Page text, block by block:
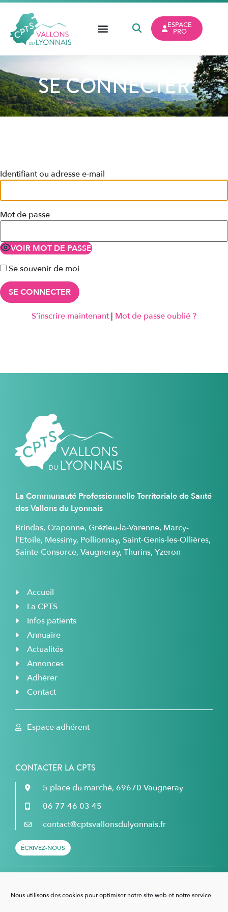
Nous utilisons des cookies pour optimiser notre site web et notre service.
ESPACE
PRO
SE CONNECTER
Identifiant ou adresse e-mail
Mot de passe
VOIR MOT DE PASSE
Se souvenir de moi
S’inscrire maintenant | Mot de passe oublié ?
La Communauté Professionnelle Territoriale de Santé
des Vallons du Lyonnais
Brindas, Craponne, Grézieu-la-Varenne, Marcy-
l’Etoile, Messimy, Pollionnay, Saint-Genis-les-Ollières,
Sainte-Consorce, Vaugneray, Thurins, Yzeron
Accueil
La CPTS
Infos patients
Annuaire
Actualités
Annonces
Adhérer
Contact
Espace adhérent
CONTACTER LA CPTS
5 place du marché, 69670 Vaugneray
06 77 46 03 45
contact@cptsvallonsdulyonnais.fr
ÉCRIVEZ-NOUS